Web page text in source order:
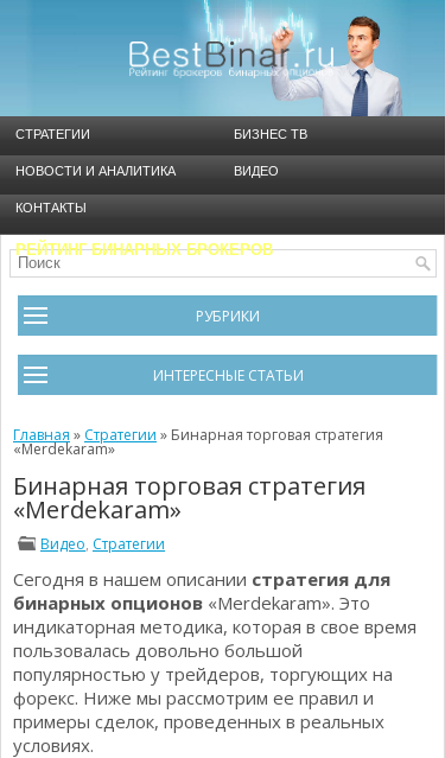
СТРАТЕГИИ БИЗНЕС ТВ
НОВОСТИ И АНАЛИТИКА ВИДЕО
КОНТАКТЫ
РЕЙТИНГ БИНАРНЫХ БРОКЕРОВ
РУБРИКИ
Брокеры
Видео
Инструменты
Общая информация
Определения
Опционы для начинающих
Стратегии
Торговля Kриптовалютой
ИНТЕРЕСНЫЕ СТАТЬИ
Черный список брокеров
Ошибки в бинарном трейдинге
Психологии трейдинга
Отзывы о бинарных опционах
Стратегии бинарных опционов
Добавить брокера в рейтинг
Главная » Стратегии » Бинарная торговая стратегия
«Merdekaram»
Бинарная торговая стратегия
«Merdekaram»
Видео, Стратегии
Сегодня в нашем описании стратегия для
бинарных опционов «Merdekaram». Это
индикаторная методика, которая в свое время
пользовалась довольно большой
популярностью у трейдеров, торгующих на
форекс. Ниже мы рассмотрим ее правил и
примеры сделок, проведенных в реальных
условиях.